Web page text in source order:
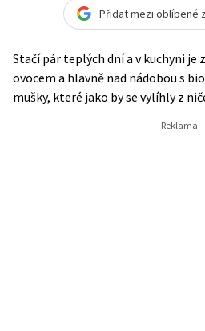
Přidat mezi oblíbené
Stačí pár teplých dní a v kuchyni je
ovocem a hlavně nad nádobou s
mušky, které jako by se vylíhly z